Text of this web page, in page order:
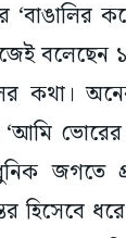
কথা।
ভোরের
জগতে
হিসেবে